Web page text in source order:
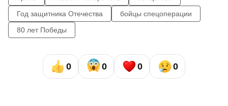
Год защитника Отечества
бойцы спецоперации
80 лет Победы
0 0 0 0